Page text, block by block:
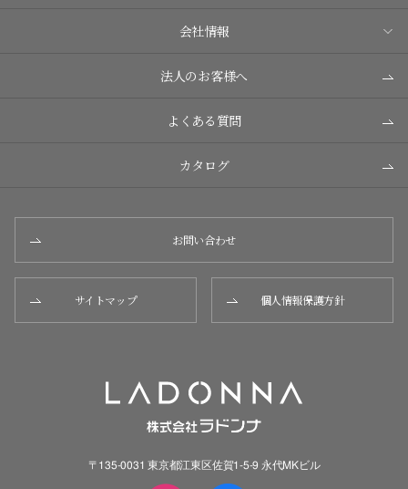
会社情報
法人のお客様へ
よくある質問
カタログ
お問い合わせ
サイトマップ 個人情報保護方針
〒135-0031 東京都江東区佐賀1-5-9 永代MKビル